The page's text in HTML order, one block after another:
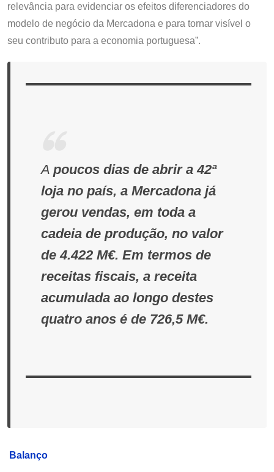
relevância para evidenciar os efeitos diferenciadores do
modelo de negócio da Mercadona e para tornar visível o
seu contributo para a economia portuguesa”.
A poucos dias de abrir a 42ª
loja no país, a Mercadona já
gerou vendas, em toda a
cadeia de produção, no valor
de 4.422 M€. Em termos de
receitas fiscais, a receita
acumulada ao longo destes
quatro anos é de 726,5 M€.
Balanço